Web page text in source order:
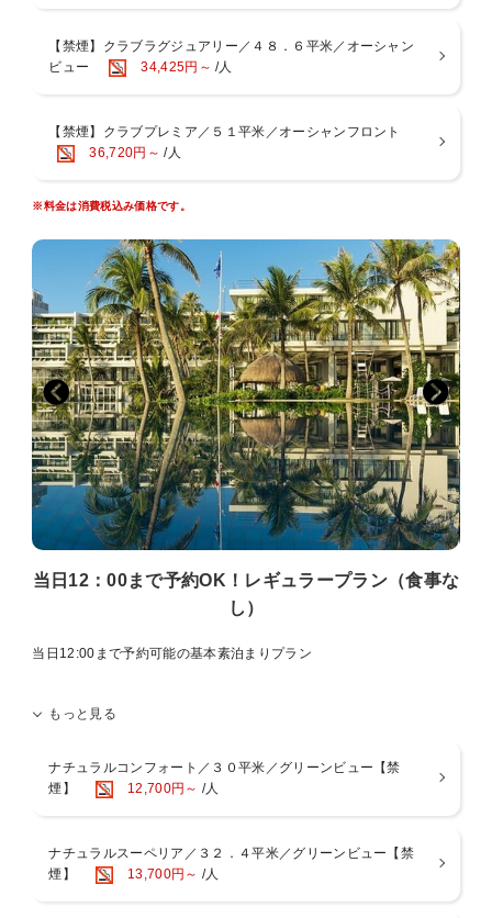
・大浴場サウナ付
・スポーツジム
・クラブ専用プールサイドデッキチェアー（先着順）
・ビーチパラソル（1室1本）
・テニス（デイタイム）
■お食事
２つのレストランからお選びいただけます。
・オールデイダイニング「コラーロ」 和洋中ブッフェ
・和琉料理「ゆらぎ月」 和定食
【営業時間】07：00〜09：30（ラストオーダー09：00）
※ゆらぎ月 定休日 水曜日および日曜日
※状況により予告なく会場や時間・メニュー等が変更になる場合があ
ります。
■おもてなし
・屋外ラグーンプール 4月〜10月末迄営業予定
・半屋内アトリウムプール 通年営業
・未就学児のお子様は添い寝にて無料
・未就学児のお子様は朝食ブッフェ無料 大人の方の同伴にて
だく場合がございます。
ご変更の際は、ご予約をお取り消しの上、改めてお申込をお願いい
【禁煙】クラブラグジュアリー／４８．６平米／オーシャン
ビュー
34,425円～ /人
【禁煙】クラブプレミア／５１平米／オーシャンフロント
36,720円～ /人
※料金は消費税込み価格です。
当日12：00まで予約OK！レギュラープラン（食事な
し）
当日12:00まで予約可能の基本素泊まりプラン
こころが自然に遊びだす楽園リゾートへようこそ。
ホテル周辺には徒歩圏内にコンビニエンスストア・ガソリンスタンド
もございます。
※お食事
このプランにお食事は含まれておりません。
もっと見る
ナチュラルコンフォート／３０平米／グリーンビュー【禁
煙】
12,700円～ /人
ナチュラルスーペリア／３２．４平米／グリーンビュー【禁
煙】
13,700円～ /人